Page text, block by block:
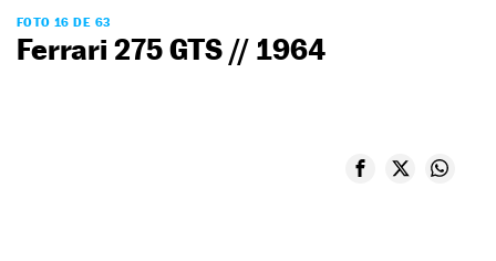
FOTO 16 DE 63
Ferrari 275 GTS // 1964